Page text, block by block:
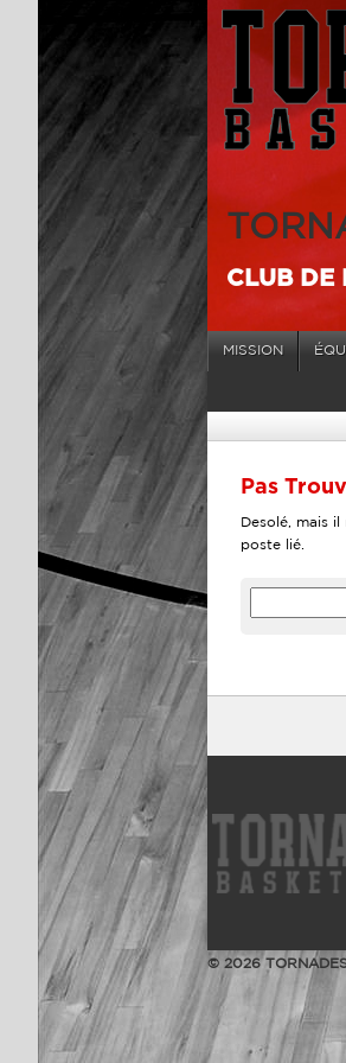
CLUB DE
MISSION
Pas
Desolé, mais
poste lié.
© 2026
FacebookYouTube